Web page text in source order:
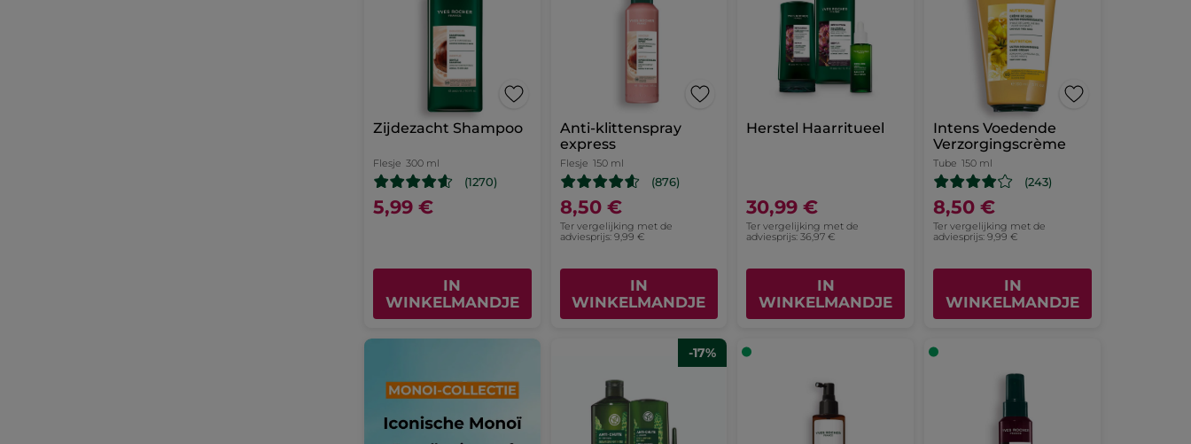
Zijdezacht Shampoo
Flesje 300 ml
(1270)
5,99 €
IN
WINKELMANDJE
Anti-klittenspray
express
Flesje 150 ml
(876)
8,50 €
Ter vergelijking met de
adviesprijs: 9,99 €
IN
WINKELMANDJE
Herstel Haarritueel
30,99 €
Ter vergelijking met de
adviesprijs: 36,97 €
IN
WINKELMANDJE
Intens Voedende
Verzorgingscrème
Tube 150 ml
(243)
8,50 €
Ter vergelijking met de
adviesprijs: 9,99 €
IN
WINKELMANDJE
-17%